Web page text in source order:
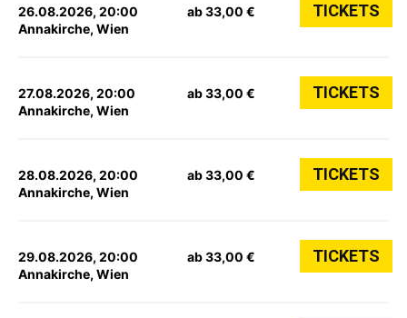
26.08.2026, 20:00
Annakirche, Wien
ab 33,00 € TICKETS
27.08.2026, 20:00
Annakirche, Wien
ab 33,00 € TICKETS
28.08.2026, 20:00
Annakirche, Wien
ab 33,00 € TICKETS
29.08.2026, 20:00
Annakirche, Wien
ab 33,00 € TICKETS